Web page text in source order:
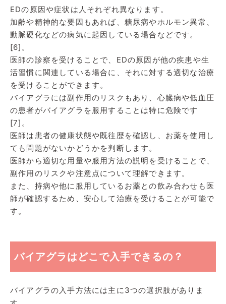
EDの原因や症状は人それぞれ異なります。
加齢や精神的な要因もあれば、糖尿病やホルモン異常、
動脈硬化などの病気に起因している場合などです。
[6]。
医師の診察を受けることで、EDの原因が他の疾患や生
活習慣に関連している場合に、それに対する適切な治療
を受けることができます。
バイアグラには副作用のリスクもあり、心臓病や低血圧
の患者がバイアグラを服用することは特に危険です
[7]。
医師は患者の健康状態や既往歴を確認し、お薬を使用し
ても問題がないかどうかを判断します。
医師から適切な用量や服用方法の説明を受けることで、
副作用のリスクや注意点について理解できます。
また、持病や他に服用しているお薬との飲み合わせも医
師が確認するため、安心して治療を受けることが可能で
す。
バイアグラはどこで入手できるの？
バイアグラの入手方法には主に3つの選択肢がありま